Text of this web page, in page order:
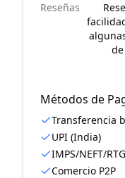
Reseñas
Métodos de
Transferencia
UPI (India)
IMPS/NEFT/
Comercio P2P